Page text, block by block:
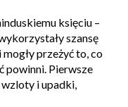
księciu –
szansę
przeżyć to, co
powinni. Pierwsze
wzloty i upadki,